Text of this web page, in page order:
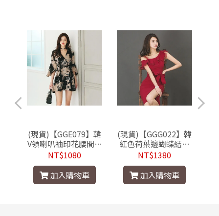
(現貨)【GGE079】韓
V領喇叭袖印花腰間繫
帶連身裙洋裝
NT$1080
加入購物車
(現貨)【GGG022】韓
紅色荷葉邊蝴蝶結細
肩帶合身洋裝
NT$1380
加入購物車